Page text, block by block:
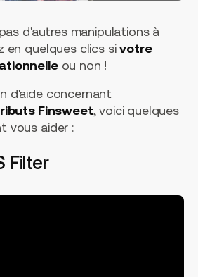
d'autres manipulations à
en quelques clics sivotre
ou non !
d'aide concernant
Finsweet, voici quelques
vous aider :
Filter